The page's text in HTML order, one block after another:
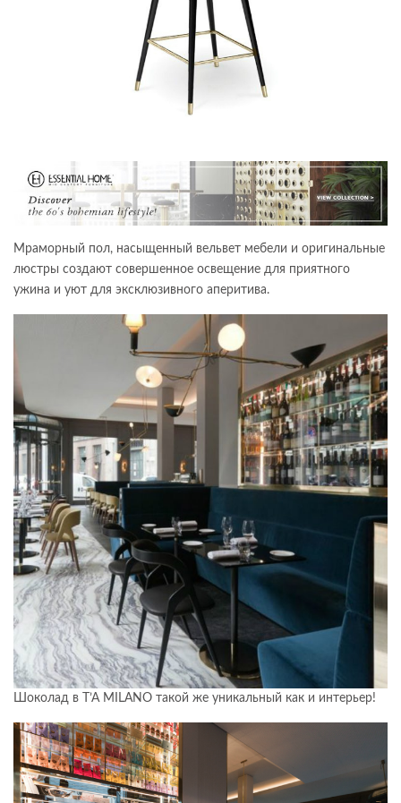
Мраморный пол, насыщенный вельвет мебели и оригинальные
люстры создают совершенное освещение для приятного
ужина и уют для эксклюзивного аперитива.
Шоколад в T’A MILANO такой же уникальный как и интерьер!